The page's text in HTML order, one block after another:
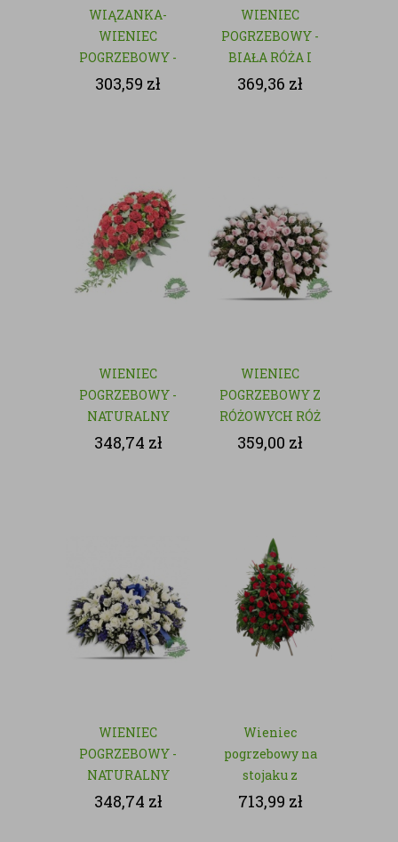
WIĄZANKA-
WIENIEC
POGRZEBOWY -
NATURALNY
303,59 zł
WIENIEC
POGRZEBOWY -
BIAŁA RÓŻA I
GOŹDZIK
369,36 zł
WIENIEC
POGRZEBOWY -
NATURALNY
348,74 zł
WIENIEC
POGRZEBOWY Z
RÓŻOWYCH RÓŻ
- NATURALNY
359,00 zł
WIENIEC
POGRZEBOWY -
NATURALNY
348,74 zł
Wieniec
pogrzebowy na
stojaku z
czerwonych róż
713,99 zł